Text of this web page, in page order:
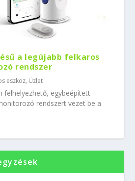
a legújabb felkaros
rendszer
eszköz, Üzlet
felhelyezhető, egybeépített
rendszert vezet be a